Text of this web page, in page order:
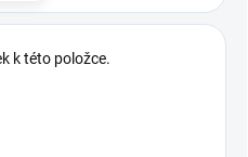
k této položce.